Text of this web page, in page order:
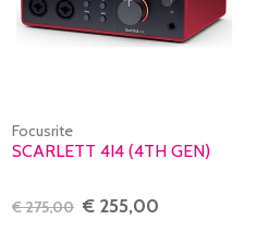
Focusrite
SCARLETT 4I4 (4TH GEN)
€ 275,00 € 255,00